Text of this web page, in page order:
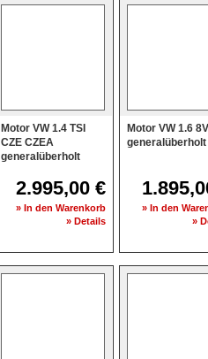
Motor VW 1.4 TSI
CZE CZEA
generalüberholt
2.995,00 €
» In den Warenkorb
» Details
Motor VW 1.6
generalüberholt
» In den
»